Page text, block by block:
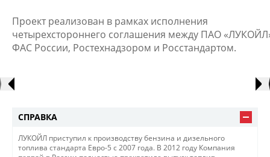
Проект реализован в рамках исполнения
четырехстороннего соглашения между ПАО
ФАС России, Ростехнадзором и Росстандартом.
СПРАВКА
ЛУКОЙЛ приступил к производству бензина и дизельного
топлива стандарта Евро-5 с 2007 года. В 2012 году Компания